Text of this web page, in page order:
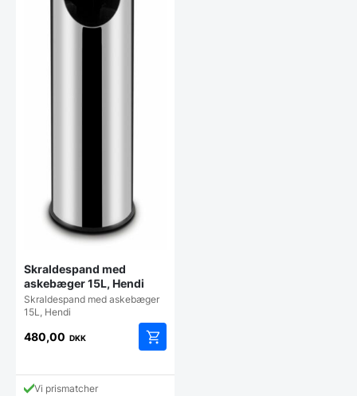
Skraldespand med
askebæger 15L, Hendi
Skraldespand med askebæger
15L, Hendi
480,00 DKK
Vi prismatcher